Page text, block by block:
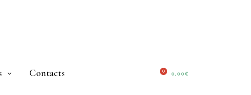
Contacts 0 0,00€